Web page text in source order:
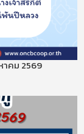
าคม 2569